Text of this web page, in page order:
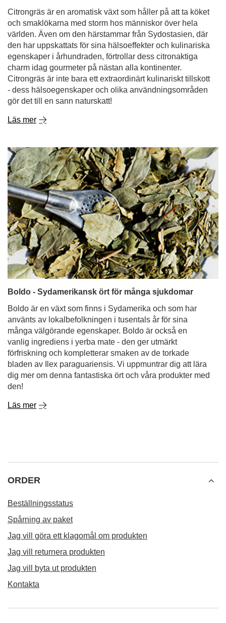
Citrongräs är en aromatisk växt som håller på att ta köket
och smaklökarna med storm hos människor över hela
världen. Även om den härstammar från Sydostasien, där
den har uppskattats för sina hälsoeffekter och kulinariska
egenskaper i århundraden, förtrollar dess citronaktiga
charm idag gourmeter på nästan alla kontinenter.
Citrongräs är inte bara ett extraordinärt kulinariskt tillskott
- dess hälsoegenskaper och olika användningsområden
gör det till en sann naturskatt!
Läs mer
Boldo - Sydamerikansk ört för många sjukdomar
Boldo är en växt som finns i Sydamerika och som har
använts av lokalbefolkningen i tusentals år för sina
många välgörande egenskaper. Boldo är också en
vanlig ingrediens i yerba mate - den ger utmärkt
förfriskning och kompletterar smaken av de torkade
bladen av Ilex paraguariensis. Vi uppmuntrar dig att lära
dig mer om denna fantastiska ört och våra produkter med
den!
Läs mer
ORDER
Beställningsstatus
Spårning av paket
Jag vill göra ett klagomål om produkten
Jag vill returnera produkten
Jag vill byta ut produkten
Kontakta